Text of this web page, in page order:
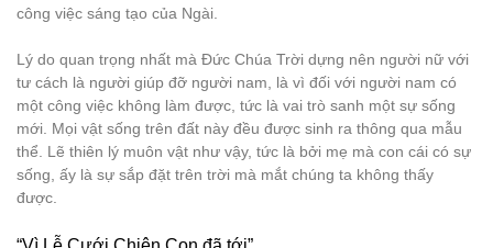
công việc sáng tạo của Ngài.
Lý do quan trọng nhất mà Đức Chúa Trời dựng nên người nữ với
tư cách là người giúp đỡ người nam, là vì đối với người nam có
một công việc không làm được, tức là vai trò sanh một sự sống
mới. Mọi vật sống trên đất này đều được sinh ra thông qua mẫu
thể. Lẽ thiên lý muôn vật như vậy, tức là bởi mẹ mà con cái có sự
sống, ấy là sự sắp đặt trên trời mà mắt chúng ta không thấy
được.